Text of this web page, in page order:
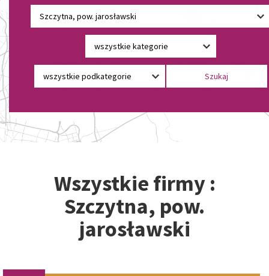
Wszystkie firmy :
Szczytna, pow.
jarosławski